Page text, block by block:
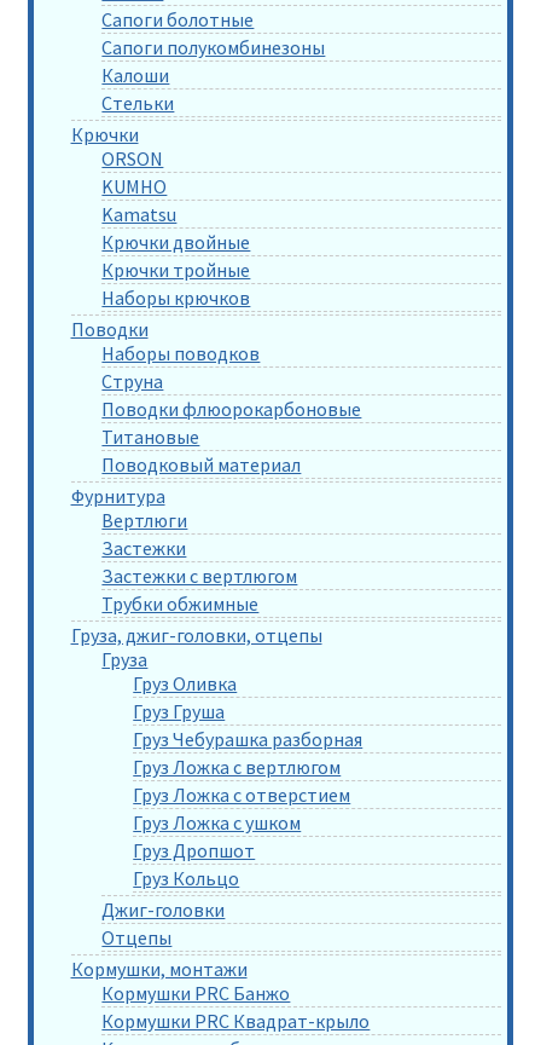
Сапоги болотные
Сапоги полукомбинезоны
Калоши
Стельки
Крючки
ORSON
KUMHO
Kamatsu
Крючки двойные
Крючки тройные
Наборы крючков
Поводки
Наборы поводков
Струна
Поводки флюорокарбоновые
Титановые
Поводковый материал
Фурнитура
Вертлюги
Застежки
Застежки с вертлюгом
Трубки обжимные
Груза, джиг-головки, отцепы
Груза
Груз Оливка
Груз Груша
Груз Чебурашка разборная
Груз Ложка с вертлюгом
Груз Ложка с отверстием
Груз Ложка с ушком
Груз Дропшот
Груз Кольцо
Джиг-головки
Отцепы
Кормушки, монтажи
Кормушки PRC Банжо
Кормушки PRC Квадрат-крыло